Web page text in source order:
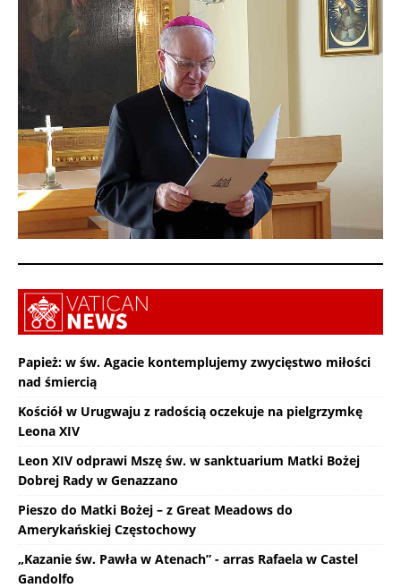
Papież: w św. Agacie kontemplujemy zwycięstwo miłości
nad śmiercią
Kościół w Urugwaju z radością oczekuje na pielgrzymkę
Leona XIV
Leon XIV odprawi Mszę św. w sanktuarium Matki Bożej
Dobrej Rady w Genazzano
Pieszo do Matki Bożej – z Great Meadows do
Amerykańskiej Częstochowy
„Kazanie św. Pawła w Atenach” - arras Rafaela w Castel
Gandolfo